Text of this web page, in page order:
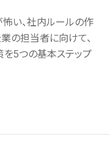
い、社内ルールの作
の担当者に向けて、
を5つの基本ステップ